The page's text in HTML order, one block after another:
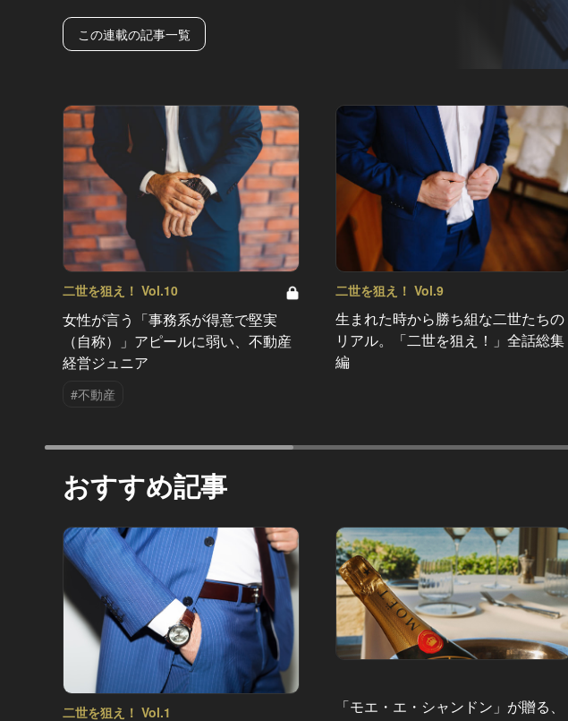
この連載の記事一覧
二世を狙え！ Vol.10
女性が言う「事務系が得意で堅実
（自称）」アピールに弱い、不動産
経営ジュニア
#不動産
二世を狙え！ Vol.9
生まれた時から勝ち組な二世たちの
リアル。「二世を狙え！」全話総集
編
おすすめ記事
二世を狙え！ Vol.1
「モエ・エ・シャンドン」が贈る、